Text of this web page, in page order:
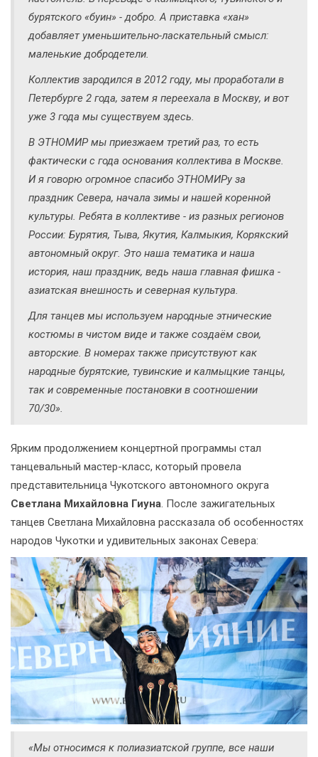
бурятского «буин» - добро. А приставка «хан»
добавляет уменьшительно-ласкательный смысл:
маленькие добродетели.
Коллектив зародился в 2012 году, мы проработали в
Петербурге 2 года, затем я переехала в Москву, и вот
уже 3 года мы существуем здесь.
В ЭТНОМИР мы приезжаем третий раз, то есть
фактически с года основания коллектива в Москве.
И я говорю огромное спасибо ЭТНОМИРу за
праздник Севера, начала зимы и нашей коренной
культуры. Ребята в коллективе - из разных регионов
России: Бурятия, Тыва, Якутия, Калмыкия, Корякский
автономный округ. Это наша тематика и наша
история, наш праздник, ведь наша главная фишка -
азиатская внешность и северная культура.
Для танцев мы используем народные этнические
костюмы в чистом виде и также создаём свои,
авторские. В номерах также присутствуют как
народные бурятские, тувинские и калмыцкие танцы,
так и современные постановки в соотношении
70/30».
Ярким продолжением концертной программы стал
танцевальный мастер-класс, который провела
представительница Чукотского автономного округа
Светлана Михайловна Гиуна. После зажигательных
танцев Светлана Михайловна рассказала об особенностях
народов Чукотки и удивительных законах Севера:
«Мы относимся к полиазиатской группе, все наши